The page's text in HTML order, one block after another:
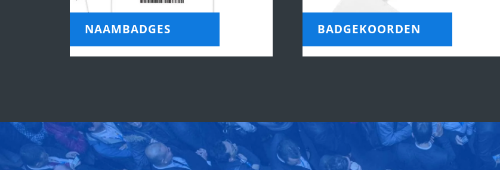
NAAMBADGES BADGEKOORDEN